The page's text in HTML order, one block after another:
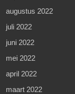
augustus 2022
juli 2022
juni 2022
mei 2022
april 2022
maart 2022